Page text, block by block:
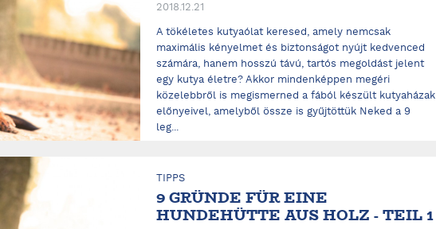
2018.12.21
A tökéletes kutyaólat keresed, amely nemcsak
maximális kényelmet és biztonságot nyújt kedvenced
számára, hanem hosszú távú, tartós megoldást jelent
egy kutya életre? Akkor mindenképpen megéri
közelebbről is megismerned a fából készült kutyaházak
előnyeivel, amelyből össze is gyűjtöttük Neked a 9
leg...
TIPPS
9 GRÜNDE FÜR EINE
HUNDEHÜTTE AUS HOLZ - TEIL 1